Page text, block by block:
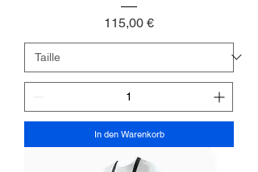
Preis
115,00 €
In den Warenkorb